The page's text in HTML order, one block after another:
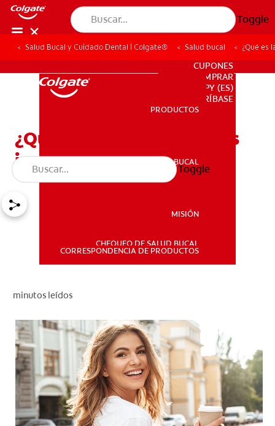
Toggle
PRODUCTOS
SALUD BUCAL
PARA PROFESIONALES
CUPONES
DONDE COMPRAR
PARA PROFESIONALES
CUPONES
DONDE COMPRAR
PY (ES)
SUSCRÍBASE
PRODUCTOS
SALUD BUCAL
MISIÓN
CHEQUEO DE SALUD BUCAL
CORRESPONDENCIA DE PRODUCTOS
Toggle
Salud Bucal y Cuidado Dental | Colgate® Salud bucal ¿Qué es
¿Qué es la dentinogénesis
imperfecta?
minutos leídos